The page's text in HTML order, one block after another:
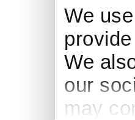
We
We
our
may